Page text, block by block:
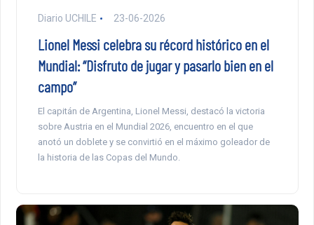
Diario UCHILE 23-06-2026
Lionel Messi celebra su récord histórico en el
Mundial: “Disfruto de jugar y pasarlo bien en el
campo”
El capitán de Argentina, Lionel Messi, destacó la victoria
sobre Austria en el Mundial 2026, encuentro en el que
anotó un doblete y se convirtió en el máximo goleador de
la historia de las Copas del Mundo.